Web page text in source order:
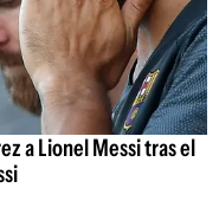
a Lionel Messi tras el